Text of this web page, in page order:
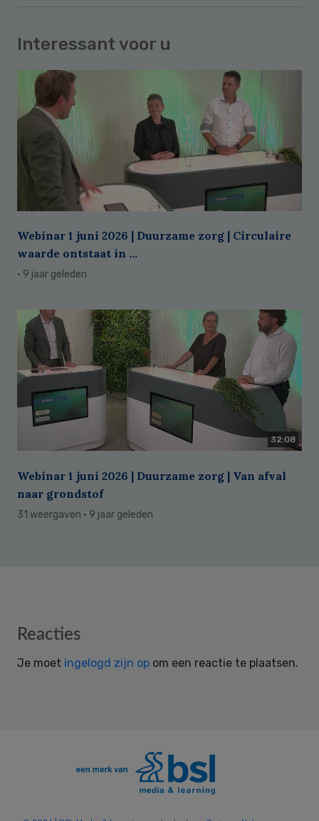
Interessant voor u
Webinar 1 juni 2026 | Duurzame zorg | Circulaire
waarde ontstaat in ...
· 9 jaar geleden
32:08
Webinar 1 juni 2026 | Duurzame zorg | Van afval
naar grondstof
31 weergaven · 9 jaar geleden
Reader
Reacties
Je moet ingelogd zijn op om een reactie te plaatsen.